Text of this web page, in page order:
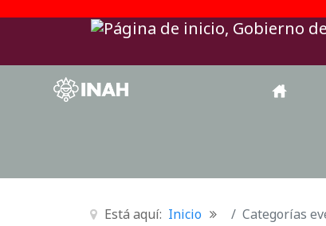
Está aquí: Inicio Categorías